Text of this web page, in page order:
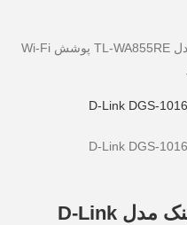
توسعه دهنده شبکه بی‌سیم تی پی لینک مدل TL-WA855RE پوشش Wi-Fi
سوئیچ ۱۶ پورت گیگ دی لینک مدل D-Link